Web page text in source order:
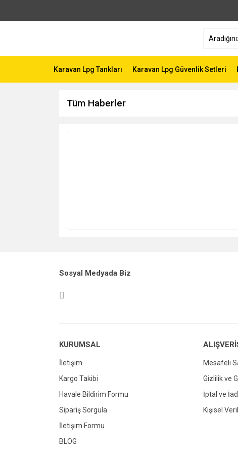
Karavan Lpg Tankları Karavan Lpg Güvenlik Setleri
Tüm Haberler
Sosyal Medyada Biz
KURUMSAL
İletişim
Kargo Takibi
Havale Bildirim Formu
Sipariş Sorgula
İletişim Formu
BLOG
Mesafeli
Gizlilik ve
İptal ve
Kişisel